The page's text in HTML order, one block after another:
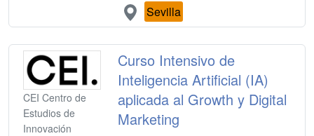
Sevilla
CEI Centro de
Estudios de
Innovación
Curso Intensivo de
Inteligencia Artificial (IA)
aplicada al Growth y Digital
Marketing